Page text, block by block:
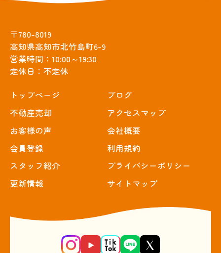
〒780-8019
高知県高知市北竹島町6-9
営業時間：10:00～19:30
定休日：不定休
トップぺージ
不動産売却
お客様の声
会員登録
スタッフ紹介
更新情報
ブログ
アクセスマップ
会社概要
利用規約
プライバシーポリシー
サイトマップ